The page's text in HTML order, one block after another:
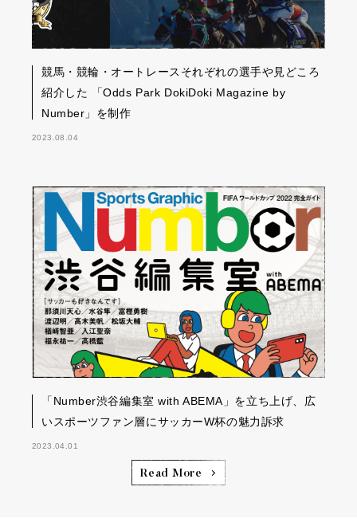
競馬・競輪・オートレースそれぞれの選手や見どころ
紹介した 「Odds Park DokiDoki Magazine by
Number」を制作
2023.08.04
「Number渋谷編集室 with ABEMA」を立ち上げ、広
いスポーツファン層にサッカーW杯の魅力訴求
2023.04.01
Read More